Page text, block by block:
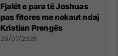
Fjalët e para të Joshuas
pas fitores me nokaut ndaj
Kristian Prengës
26/07/2026